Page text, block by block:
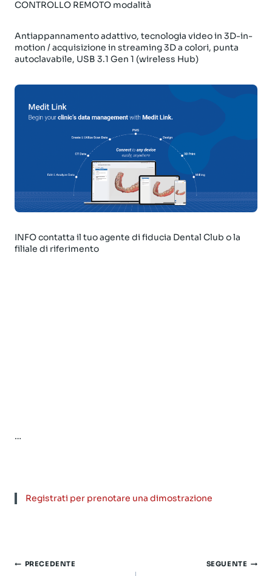
CONTROLLO REMOTO modalità
Antiappannamento adattivo, tecnologia video in 3D-in-
motion / acquisizione in streaming 3D a colori, punta
autoclavabile, USB 3.1 Gen 1 (wireless Hub)
INFO contatta il tuo agente di fiducia Dental Club o la
filiale di riferimento
…
Registrati per prenotare una dimostrazione
Navigazione
PRECEDENTE SEGUENTE